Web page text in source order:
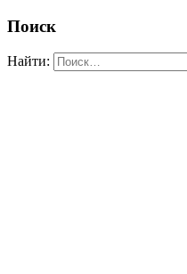
Поиск
Найти: